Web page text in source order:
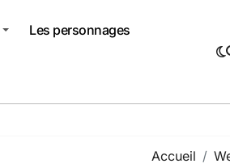
Les personnages
Accueil